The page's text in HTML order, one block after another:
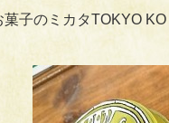
菓子のミカタTOKYO